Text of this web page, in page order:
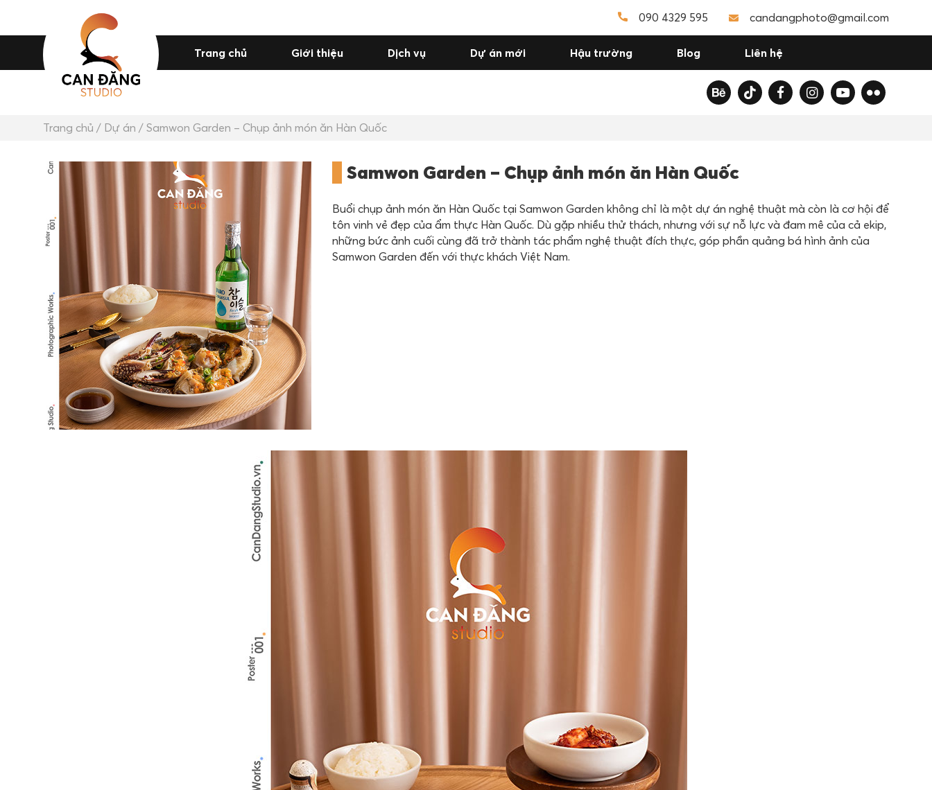
090 4329 595 candangphoto@gmail.com
Trang chủ Giới thiệu Dịch vụ Dự án mới Hậu trường Blog Liên hệ
Trang chủ / Dự án / Samwon Garden – Chụp ảnh món ăn Hàn Quốc
Samwon Garden – Chụp ảnh món ăn Hàn Quốc
Buổi chụp ảnh món ăn Hàn Quốc tại Samwon Garden không chỉ là một dự án nghệ thuật mà còn là cơ hội để
tôn vinh vẻ đẹp của ẩm thực Hàn Quốc. Dù gặp nhiều thử thách, nhưng với sự nỗ lực và đam mê của cả ekip,
những bức ảnh cuối cùng đã trở thành tác phẩm nghệ thuật đích thực, góp phần quảng bá hình ảnh của
Samwon Garden đến với thực khách Việt Nam.